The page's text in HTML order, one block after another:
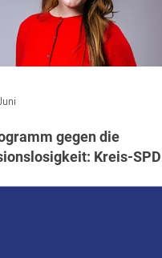
gegen die
Kreis-SPD